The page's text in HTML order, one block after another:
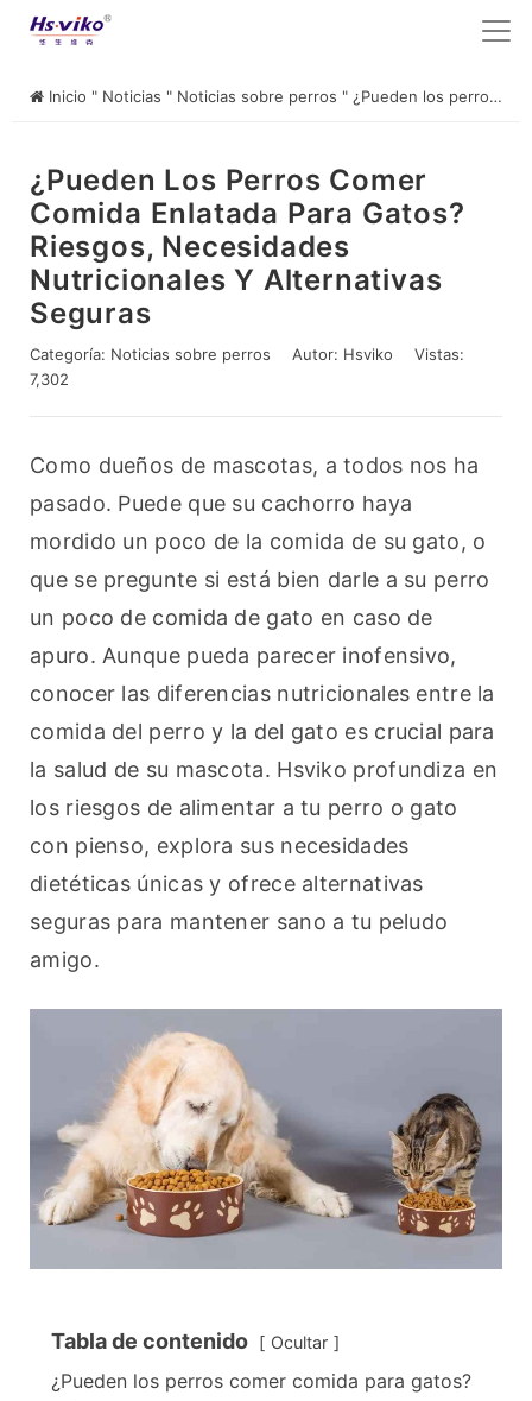
Inicio " Noticias " Noticias sobre perros " ¿Pueden los perros comer comida enlatada para gatos? Riesgos, necesidades nutricionales y alternativas seguras
¿Pueden Los Perros Comer
Comida Enlatada Para Gatos?
Riesgos, Necesidades
Nutricionales Y Alternativas
Seguras
Categoría: Noticias sobre perros Autor: Hsviko
Vistas:
7,302
Como dueños de mascotas, a todos nos ha
pasado. Puede que su cachorro haya
mordido un poco de la comida de su gato, o
que se pregunte si está bien darle a su perro
un poco de comida de gato en caso de
apuro. Aunque pueda parecer inofensivo,
conocer las diferencias nutricionales entre la
comida del perro y la del gato es crucial para
la salud de su mascota. Hsviko profundiza en
los riesgos de alimentar a tu perro o gato
con pienso, explora sus necesidades
dietéticas únicas y ofrece alternativas
seguras para mantener sano a tu peludo
amigo.
Tabla de contenido Ocultar
¿Pueden los perros comer comida para gatos?